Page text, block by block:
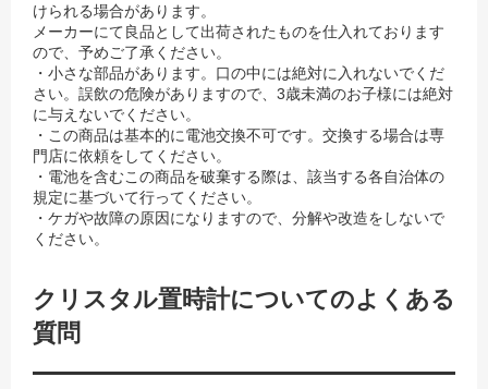
けられる場合があります。
メーカーにて良品として出荷されたものを仕入れております
ので、予めご了承ください。
・小さな部品があります。口の中には絶対に入れないでくだ
さい。誤飲の危険がありますので、3歳未満のお子様には絶対
に与えないでください。
・この商品は基本的に電池交換不可です。交換する場合は専
門店に依頼をしてください。
・電池を含むこの商品を破棄する際は、該当する各自治体の
規定に基づいて行ってください。
・ケガや故障の原因になりますので、分解や改造をしないで
ください。
クリスタル置時計についてのよくある
質問